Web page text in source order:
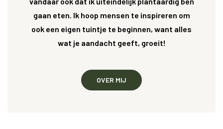
gaan eten. Ik hoop mensen te inspireren om
ook een eigen tuintje te beginnen, want alles
wat je aandacht geeft, groeit!
OVER MIJ